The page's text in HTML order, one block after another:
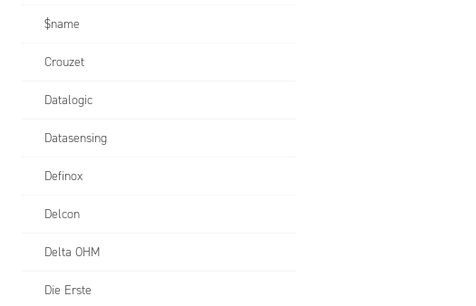
$name
Crouzet
Datalogic
Datasensing
Definox
Delcon
Delta OHM
Die Erste